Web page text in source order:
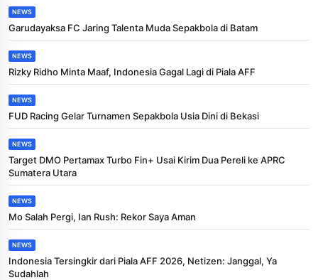
NEWS
Garudayaksa FC Jaring Talenta Muda Sepakbola di Batam
NEWS
Rizky Ridho Minta Maaf, Indonesia Gagal Lagi di Piala AFF
NEWS
FUD Racing Gelar Turnamen Sepakbola Usia Dini di Bekasi
NEWS
Target DMO Pertamax Turbo Fin+ Usai Kirim Dua Pereli ke APRC
Sumatera Utara
NEWS
Mo Salah Pergi, Ian Rush: Rekor Saya Aman
NEWS
Indonesia Tersingkir dari Piala AFF 2026, Netizen: Janggal, Ya
Sudahlah